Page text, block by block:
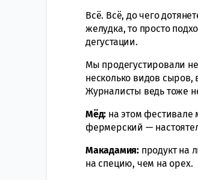
Всё. Всё, до чего
желудка, то просто
дегустации.
Мы продегустировали
несколько видов сыров,
Журналисты ведь тоже
Мёд: на этом
фермерский —
Макадамия: продукт на
на специю, чем на орех.